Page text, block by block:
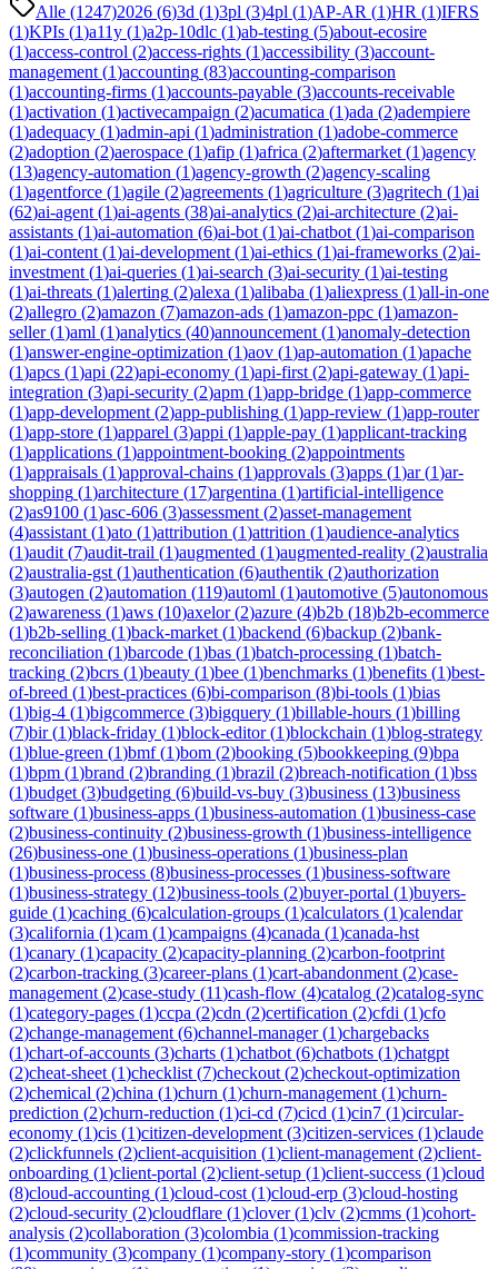
Alle (1247)2026 (6)3d (1)3pl (3)4pl (1)AP-AR (1)HR (1)IFRS
(1)KPIs (1)a11y (1)a2p-10dlc (1)ab-testing (5)about-ecosire
(1)access-control (2)access-rights (1)accessibility (3)account-
management (1)accounting (83)accounting-comparison
(1)accounting-firms (1)accounts-payable (3)accounts-receivable
(1)activation (1)activecampaign (2)acumatica (1)ada (2)adempiere
(1)adequacy (1)admin-api (1)administration (1)adobe-commerce
(2)adoption (2)aerospace (1)afip (1)africa (2)aftermarket (1)agency
(13)agency-automation (1)agency-growth (2)agency-scaling
(1)agentforce (1)agile (2)agreements (1)agriculture (3)agritech (1)ai
(62)ai-agent (1)ai-agents (38)ai-analytics (2)ai-architecture (2)ai-
assistants (1)ai-automation (6)ai-bot (1)ai-chatbot (1)ai-comparison
(1)ai-content (1)ai-development (1)ai-ethics (1)ai-frameworks (2)ai-
investment (1)ai-queries (1)ai-search (3)ai-security (1)ai-testing
(1)ai-threats (1)alerting (2)alexa (1)alibaba (1)aliexpress (1)all-in-one
(2)allegro (2)amazon (7)amazon-ads (1)amazon-ppc (1)amazon-
seller(1)aml (1)analytics (40)announcement (1)anomaly-detection
(1)answer-engine-optimization (1)aov (1)ap-automation (1)apache
(1)apcs (1)api (22)api-economy (1)api-first (2)api-gateway (1)api-
integration (3)api-security (2)apm (1)app-bridge (1)app-commerce
(1)app-development (2)app-publishing (1)app-review (1)app-router
(1)app-store (1)apparel (3)appi (1)apple-pay (1)applicant-tracking
(1)applications (1)appointment-booking (2)appointments
(1)appraisals (1)approval-chains (1)approvals (3)apps (1)ar(1)ar-
shopping (1)architecture (17)argentina (1)artificial-intelligence
(2)as9100 (1)asc-606 (3)assessment (2)asset-management
(4)assistant (1)ato (1)attribution (1)attrition (1)audience-analytics
(1)audit (7)audit-trail (1)augmented (1)augmented-reality (2)australia
(2)australia-gst (1)authentication (6)authentik (2)authorization
(3)autogen (2)automation (119)automl (1)automotive (5)autonomous
(2)awareness (1)aws (10)axelor(2)azure (4)b2b (18)b2b-ecommerce
(1)b2b-selling (1)back-market (1)backend (6)backup (2)bank-
reconciliation (1)barcode (1)bas (1)batch-processing (1)batch-
tracking (2)bcrs (1)beauty (1)bee (1)benchmarks (1)benefits (1)best-
of-breed (1)best-practices (6)bi-comparison (8)bi-tools (1)bias
(1)big-4 (1)bigcommerce (3)bigquery (1)billable-hours (1)billing
(7)bir(1)black-friday (1)block-editor(1)blockchain (1)blog-strategy
(1)blue-green (1)bmf(1)bom (2)booking (5)bookkeeping (9)bpa
(1)bpm (1)brand (2)branding (1)brazil (2)breach-notification (1)bss
(1)budget (3)budgeting (6)build-vs-buy (3)business (13)business
software (1)business-apps (1)business-automation (1)business-case
(2)business-continuity (2)business-growth (1)business-intelligence
(26)business-one (1)business-operations (1)business-plan
(1)business-process (8)business-processes (1)business-software
(1)business-strategy (12)business-tools (2)buyer-portal (1)buyers-
guide (1)caching (6)calculation-groups (1)calculators (1)calendar
(3)california (1)cam (1)campaigns (4)canada (1)canada-hst
(1)canary (1)capacity (2)capacity-planning (2)carbon-footprint
(2)carbon-tracking (3)career-plans (1)cart-abandonment (2)case-
management (2)case-study (11)cash-flow (4)catalog (2)catalog-sync
(1)category-pages (1)ccpa (2)cdn (2)certification (2)cfdi (1)cfo
(2)change-management (6)channel-manager(1)chargebacks
(1)chart-of-accounts (3)charts (1)chatbot (6)chatbots (1)chatgpt
(2)cheat-sheet (1)checklist (7)checkout (2)checkout-optimization
(2)chemical (2)china (1)churn (1)churn-management (1)churn-
prediction (2)churn-reduction (1)ci-cd (7)cicd (1)cin7 (1)circular-
economy (1)cis (1)citizen-development (3)citizen-services (1)claude
(2)clickfunnels (2)client-acquisition (1)client-management (2)client-
onboarding (1)client-portal (2)client-setup (1)client-success (1)cloud
(8)cloud-accounting (1)cloud-cost (1)cloud-erp (3)cloud-hosting
(2)cloud-security (2)cloudflare (1)clover(1)clv (2)cmms (1)cohort-
analysis (2)collaboration (3)colombia (1)commission-tracking
(1)community (3)company (1)company-story (1)comparison